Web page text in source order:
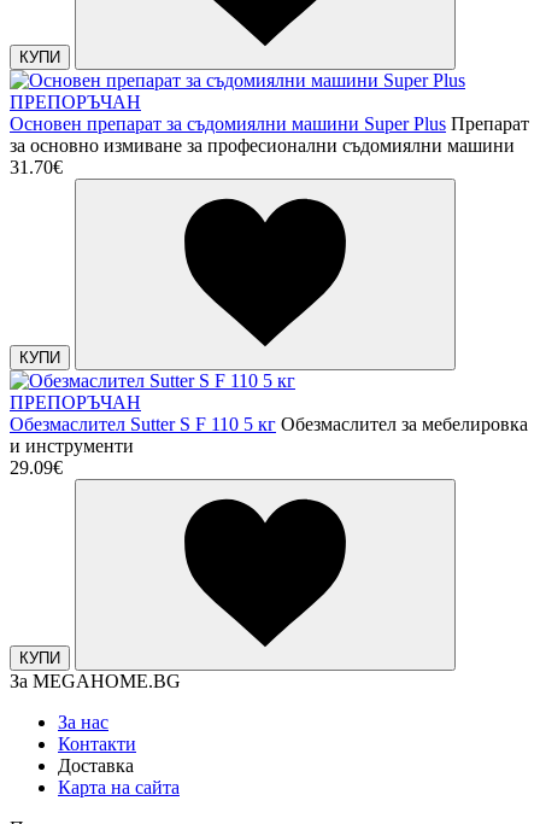
КУПИ
ПРЕПОРЪЧАН
Основен препарат за съдомиялни машини Super Plus Препарат
за основно измиване за професионални съдомиялни машини
31.70€
КУПИ
ПРЕПОРЪЧАН
Обезмаслител Sutter S F 110 5 кг Обезмаслител за мебелировка
и инструменти
29.09€
КУПИ
За MEGAHOME.BG
За нас
Контакти
Доставка
Карта на сайта